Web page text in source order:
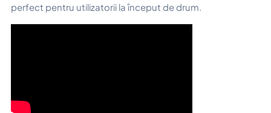
perfect pentru utilizatorii la început de drum.